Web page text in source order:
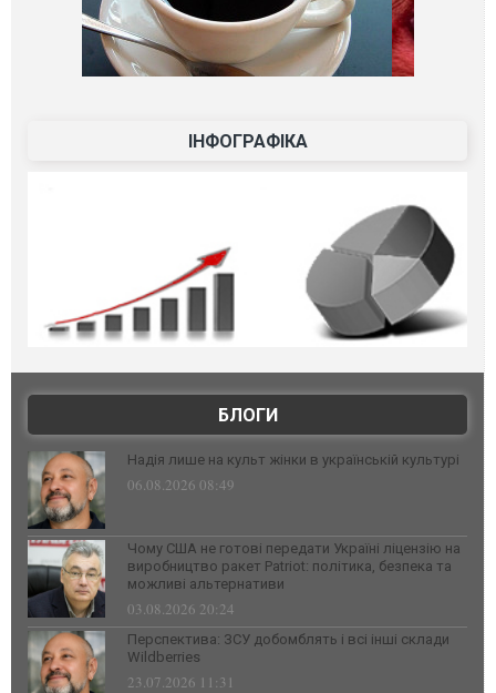
ІНФОГРАФІКА
БЛОГИ
Надія лише на культ жінки в українській культурі
06.08.2026 08:49
Чому США не готові передати Україні ліцензію на
виробництво ракет Patriot: політика, безпека та
можливі альтернативи
03.08.2026 20:24
Перспектива: ЗСУ добомблять і всі інші склади
Wildberries
23.07.2026 11:31